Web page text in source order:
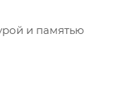
и памятью
275-50 мм)